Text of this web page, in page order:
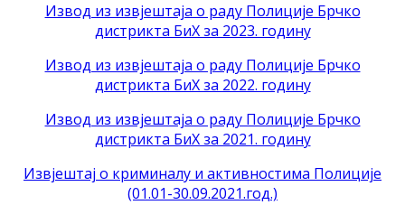
Извод из извјештаја о раду Полиције Брчко
дистрикта БиХ за 2023. годину
Извод из извјештаја о раду Полиције Брчко
дистрикта БиХ за 2022. годину
Извод из извјештаја о раду Полиције Брчко
дистрикта БиХ за 2021. годину
Извјештај о криминалу и активностима Полиције
(01.01-30.09.2021.год.)